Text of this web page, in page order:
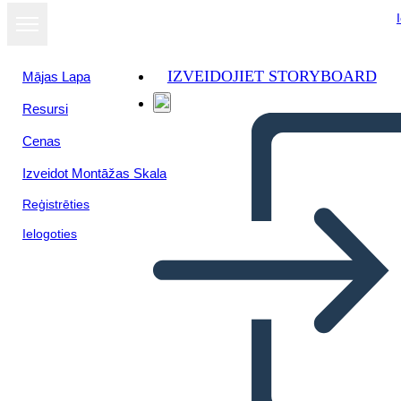
Mājas Lapa
Resursi
Cenas
Izveidot Montāžas Skala
Reģistrēties
Ielogoties
IZVEIDOJIET STORYBOARD